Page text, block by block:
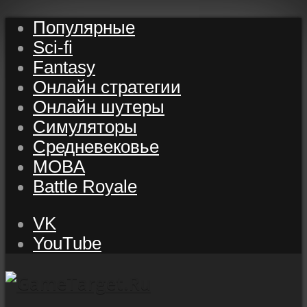
Популярные
Sci-fi
Fantasy
Онлайн стратегии
Онлайн шутеры
Симуляторы
Средневековье
MOBA
Battle Royale
VK
YouTube